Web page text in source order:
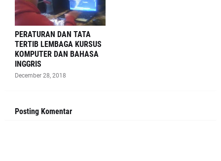
PERATURAN DAN TATA
TERTIB LEMBAGA KURSUS
KOMPUTER DAN BAHASA
INGGRIS
December 28, 2018
Posting Komentar